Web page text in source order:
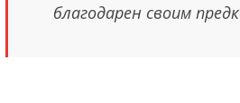
благодарен своим